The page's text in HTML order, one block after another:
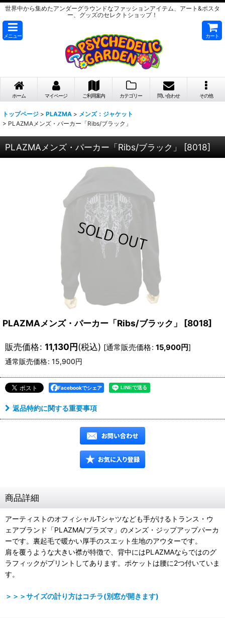
世界中から集めたアンダーグラウンドなファッションアイテム、アート&ポスタ
ー、グッズのセレクトショップ！
メニュー カート
ホーム マイページ ご利用案内 カテゴリー 問い合わせ その他
トップページ > PLAZMA > メンズ：ジャケット
> PLAZMAメンズ・パーカー「Ribs/ブラック」
PLAZMAメンズ・パーカー「Ribs/ブラック」 [8018]
PLAZMAメンズ・パーカー「Ribs/ブラック」 [8018]
販売価格: 11,130円(税込) [通常販売価格: 15,900円]
通常販売価格: 15,900円
Facebookでシェア
返品特約に関する重要事項
商品詳細
アーティストのオフィシャルTシャツなども手がけるトランス・ウ
ェアブランド「PLAZMA/プラズマ」のメンズ・ジップアップパーカ
ーです。裏起毛で暖かい厚手のスエット生地のアウターです。
肩を覆うような大きい襟が特徴で、背中にはPLAZMAならではのグ
ラフィックがプリントしてあります。ポケットは腰に2つ付いていま
す。
＞＞＞サイズの計り方はコチラ(別窓が開きます)